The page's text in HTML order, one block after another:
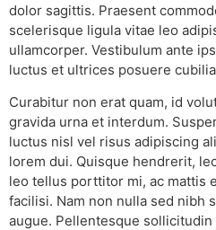
dolor sagittis. Praesent
scelerisque ligula vitae leo
ullamcorper. Vestibulum ante
luctus et ultrices posuere
Curabitur non erat quam, id
gravida urna et interdum.
luctus nisl vel risus adipiscing
lorem dui. Quisque hendrerit,
leo tellus porttitor mi, ac mattis
facilisi. Nam non nulla sed nibh
augue. Pellentesque